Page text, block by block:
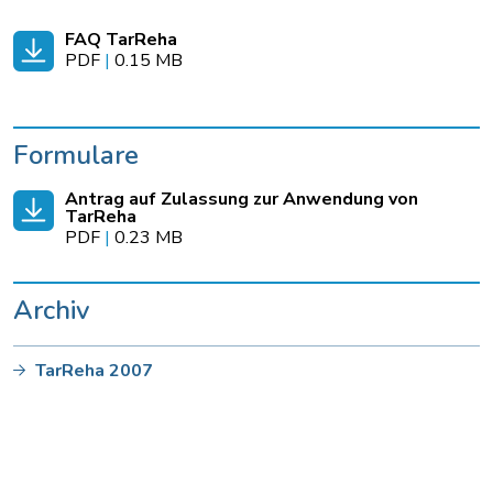
FAQ TarReha
PDF | 0.15 MB
Formulare
Antrag auf Zulassung zur Anwendung von
TarReha
PDF | 0.23 MB
Archiv
TarReha 2007